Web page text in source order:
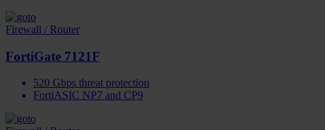
Firewall / Router
FortiGate 7121F
520 Gbps threat protection
FortiASIC NP7 and CP9